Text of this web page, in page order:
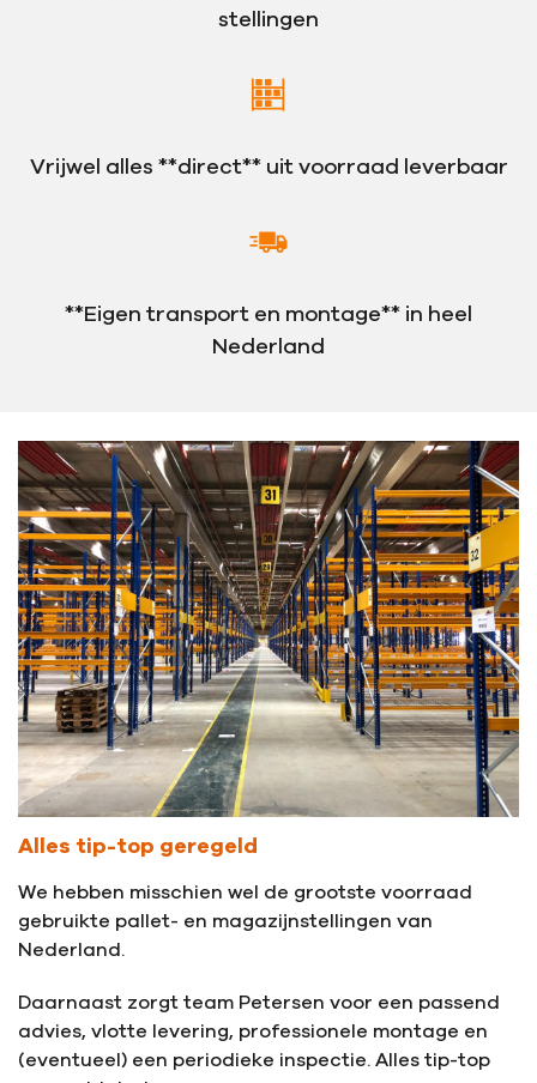
stellingen
Vrijwel alles **direct** uit voorraad leverbaar
**Eigen transport en montage** in heel
Nederland
Alles tip-top geregeld
We hebben misschien wel de grootste voorraad
gebruikte pallet- en magazijnstellingen van
Nederland.
Daarnaast zorgt team Petersen voor een passend
advies, vlotte levering, professionele montage en
(eventueel) een periodieke inspectie. Alles tip-top